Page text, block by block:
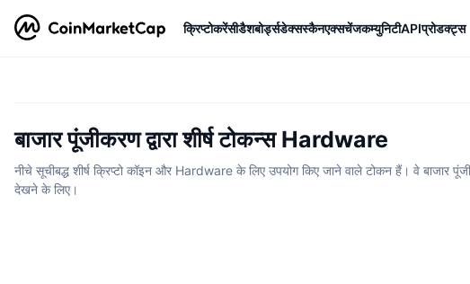
क्रिप्टोकरेंसीडैशबोर्ड्सडेक्सस्कैनएक्सचेंजकम्युनिटीAPIप्रोडक्ट्स
बाजार पूंजीकरण द्वारा शीर्ष टोकन्स Hardware
नीचे सूचीबद्ध शीर्ष क्रिप्टो कॉइन और Hardware के लिए उपयोग किए जाने वाले टोकन हैं। वे
देखने के लिए।